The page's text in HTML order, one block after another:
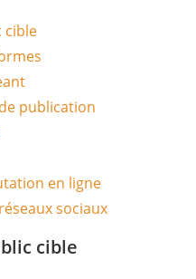
cible
publication
en ligne
sociaux
cible